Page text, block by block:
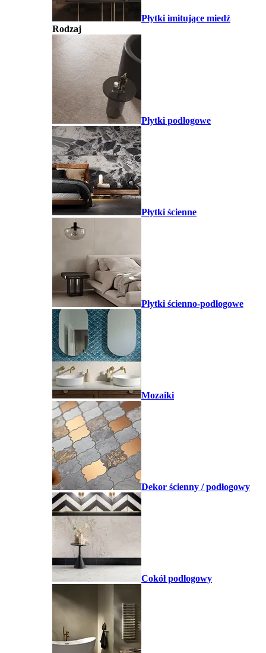
Płytki imitujące miedź
Rodzaj
Płytki podłogowe
Płytki ścienne
Płytki ścienno-podłogowe
Mozaiki
Dekor ścienny / podłogowy
Cokół podłogowy